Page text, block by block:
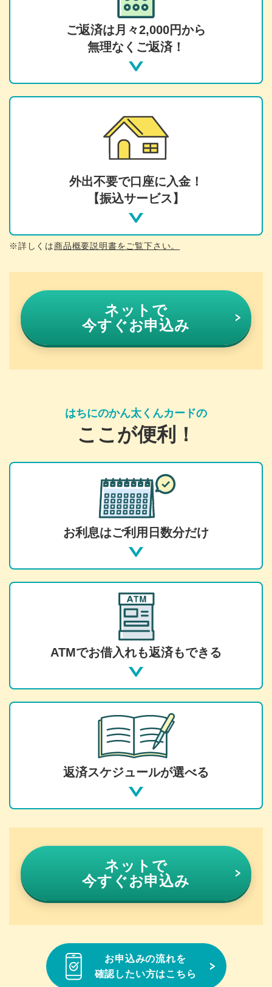
ご返済は月々2,000円から
無理なくご返済！
外出不要で口座に入金！
【振込サービス】
※詳しくは商品概要説明書をご覧下さい。
ネットで
今すぐお申込み
はちにのかん太くんカードの
ここが便利！
お利息はご利用日数分だけ
ATMでお借入れも返済もできる
返済スケジュールが選べる
ネットで
今すぐお申込み
お申込みの流れを
確認したい方はこちら